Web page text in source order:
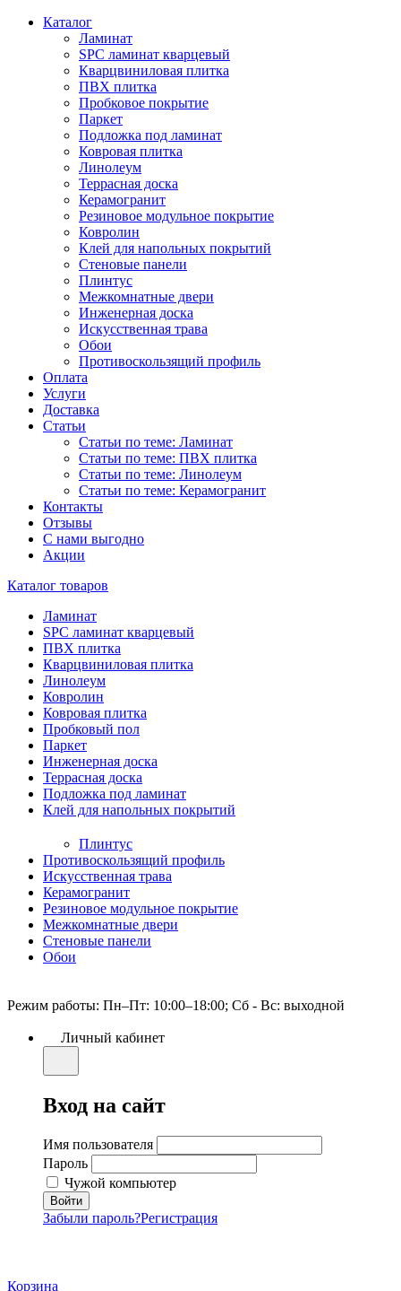
Каталог
Ламинат
SPC ламинат кварцевый
Кварцвиниловая плитка
ПВХ плитка
Пробковое покрытие
Паркет
Подложка под ламинат
Ковровая плитка
Линолеум
Террасная доска
Керамогранит
Резиновое модульное покрытие
Ковролин
Клей для напольных покрытий
Стеновые панели
Плинтус
Межкомнатные двери
Инженерная доска
Искусственная трава
Обои
Противоскользящий профиль
Оплата
Услуги
Доставка
Статьи
Статьи по теме: Ламинат
Статьи по теме: ПВХ плитка
Статьи по теме: Линолеум
Статьи по теме: Керамогранит
Контакты
Отзывы
С нами выгодно
Акции
Каталог товаров
Ламинат
SPC ламинат кварцевый
ПВХ плитка
Кварцвиниловая плитка
Линолеум
Ковролин
Ковровая плитка
Пробковый пол
Паркет
Инженерная доска
Террасная доска
Подложка под ламинат
Клей для напольных покрытий
Плинтус
Противоскользящий профиль
Искусственная трава
Керамогранит
Резиновое модульное покрытие
Межкомнатные двери
Стеновые панели
Обои
Режим работы: Пн–Пт: 10:00–18:00; Сб - Вс: выходной
Личный кабинет
Вход на сайт
Имя пользователя
Пароль
Чужой компьютер
Забыли пароль?Регистрация
Корзина